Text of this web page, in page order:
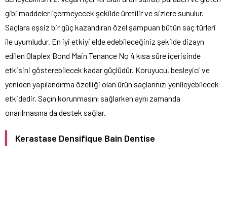
gibi maddeler içermeyecek şekilde üretilir ve sizlere sunulur.
Saçlara eşsiz bir güç kazandıran özel şampuan bütün saç türleri
ile uyumludur. En iyi etkiyi elde edebileceğiniz şekilde dizayn
edilen Olaplex Bond Main Tenance No 4 kısa süre içerisinde
etkisini gösterebilecek kadar güçlüdür. Koruyucu, besleyici ve
yeniden yapılandırma özelliği olan ürün saçlarınızı yenileyebilecek
etkidedir. Saçın korunmasını sağlarken aynı zamanda
onarılmasına da destek sağlar.
Kerastase Densifique Bain Dentise